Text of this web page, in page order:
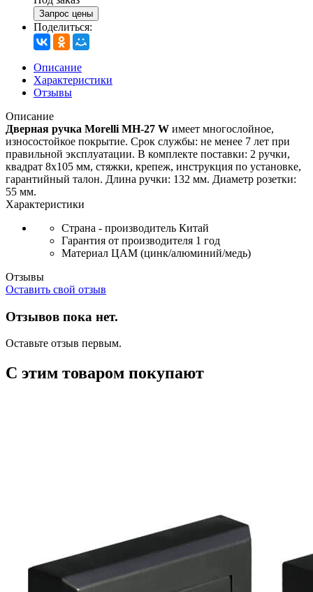
Запрос цены
Поделиться:
Описание
Характеристики
Отзывы
Описание
Дверная ручка Morelli MH-27 W имеет многослойное,
износостойкое покрытие. Срок службы: не менее 7 лет при
правильной эксплуатации. В комплекте поставки: 2 ручки,
квадрат 8х105 мм, стяжки, крепеж, инструкция по установке,
гарантийный талон. Длина ручки: 132 мм. Диаметр розетки:
55 мм.
Характеристики
Страна - производитель Китай
Гарантия от производителя 1 год
Материал ЦАМ (цинк/алюминий/медь)
Отзывы
Оставить свой отзыв
Отзывов пока нет.
Оставьте отзыв первым.
С этим товаром покупают